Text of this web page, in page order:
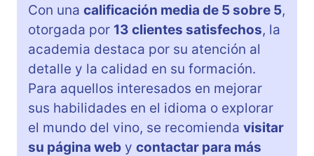
Con una calificación media de 5 sobre 5,
otorgada por 13 clientes satisfechos, la
academia destaca por su atención al
detalle y la calidad en su formación.
Para aquellos interesados en mejorar
sus habilidades en el idioma o explorar
el mundo del vino, se recomienda visitar
su página web y contactar para más